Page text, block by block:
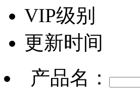
VIP级别
更新时间
产品名：